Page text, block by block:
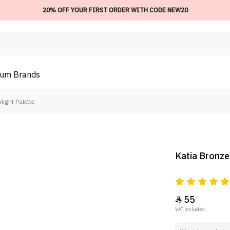
20% OFF YOUR FIRST ORDER WITH CODE NEW20
Brands
Palette
Katia
55
VAT included.